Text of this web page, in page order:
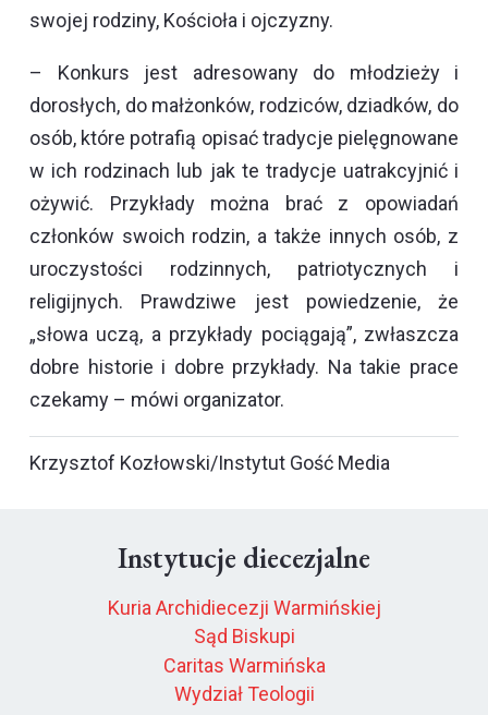
swojej rodziny, Kościoła i ojczyzny.
– Konkurs jest adresowany do młodzieży i
dorosłych, do małżonków, rodziców, dziadków, do
osób, które potrafią opisać tradycje pielęgnowane
w ich rodzinach lub jak te tradycje uatrakcyjnić i
ożywić. Przykłady można brać z opowiadań
członków swoich rodzin, a także innych osób, z
uroczystości rodzinnych, patriotycznych i
religijnych. Prawdziwe jest powiedzenie, że
„słowa uczą, a przykłady pociągają”, zwłaszcza
dobre historie i dobre przykłady. Na takie prace
czekamy – mówi organizator.
Krzysztof Kozłowski/Instytut Gość Media
Instytucje diecezjalne
Kuria Archidiecezji Warmińskiej
Sąd Biskupi
Caritas Warmińska
Wydział Teologii